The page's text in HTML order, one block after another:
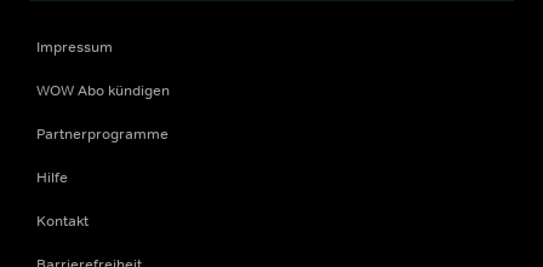
Impressum
WOW Abo kündigen
Partnerprogramme
Hilfe
Kontakt